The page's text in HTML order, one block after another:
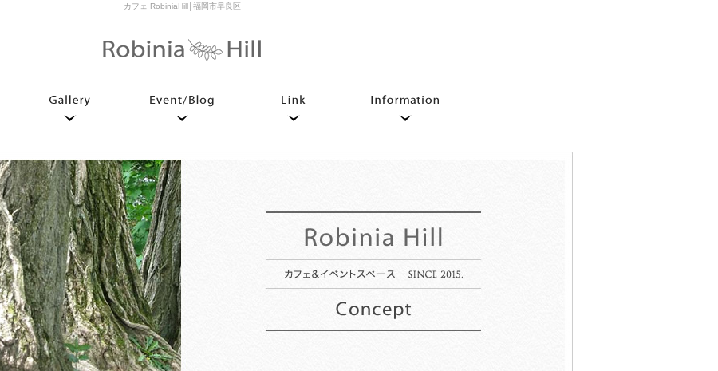
カフェ RobiniaHill│福岡市早良区